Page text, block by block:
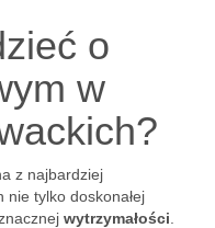
o
w
z najbardziej
tylko doskonałej
wytrzymałości